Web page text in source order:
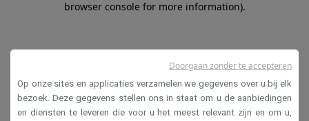
browser console for more information).
Op onze sites en applicaties verzamelen we gegevens over u bij elk
bezoek. Deze gegevens stellen ons in staat om u de aanbiedingen
en diensten te leveren die voor u het meest relevant zijn en om u,
Doorgaan zonder te accepteren